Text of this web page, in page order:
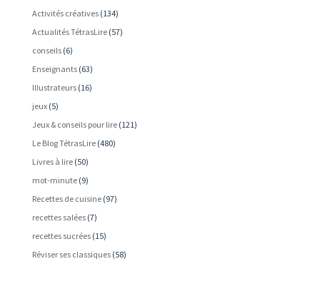
Activités créatives(134)
Actualités TétrasLire(57)
conseils(6)
Enseignants(63)
Illustrateurs(16)
jeux(5)
Jeux & conseils pour lire(121)
Le Blog TétrasLire(480)
Livres à lire(50)
mot-minute(9)
Recettes de cuisine(97)
recettes salées(7)
recettes sucrées(15)
Réviser ses classiques(58)